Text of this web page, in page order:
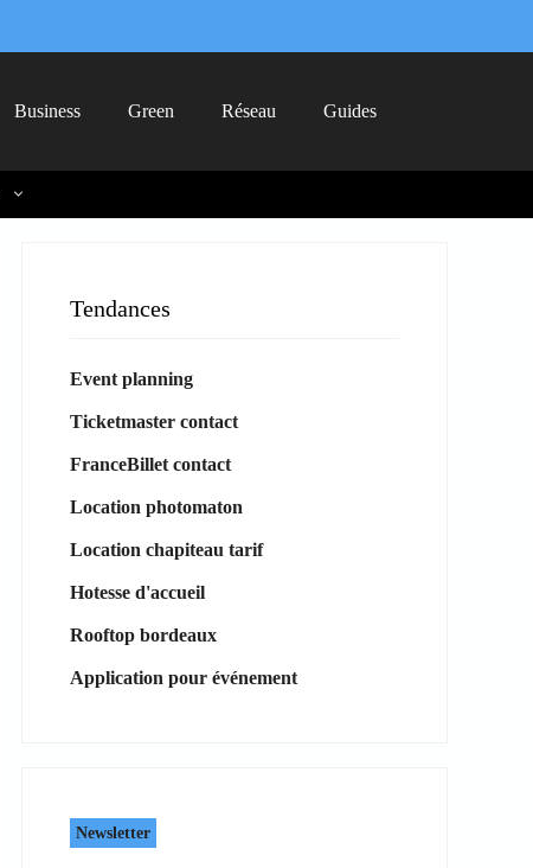
Business Green Réseau Guides
Tendances
Event planning
Ticketmaster contact
FranceBillet contact
Location photomaton
Location chapiteau tarif
Hotesse d'accueil
Rooftop bordeaux
Application pour événement
Newsletter